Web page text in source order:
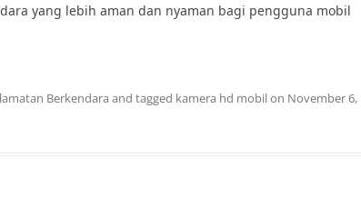
yang lebih aman dan nyaman bagi pengguna mobil
Berkendara and tagged kamera hd mobilon November 6,